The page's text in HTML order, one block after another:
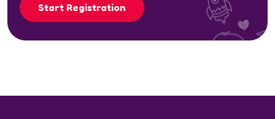
Start Registration